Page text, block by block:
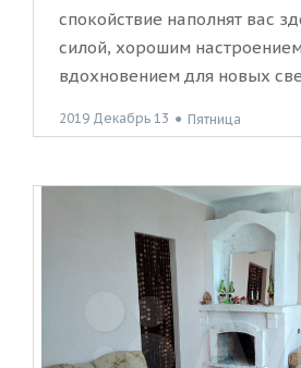
спокойствие наполнят вас
силой, хорошим
вдохновением для новых
2019 Декабрь 13 ● Пятница